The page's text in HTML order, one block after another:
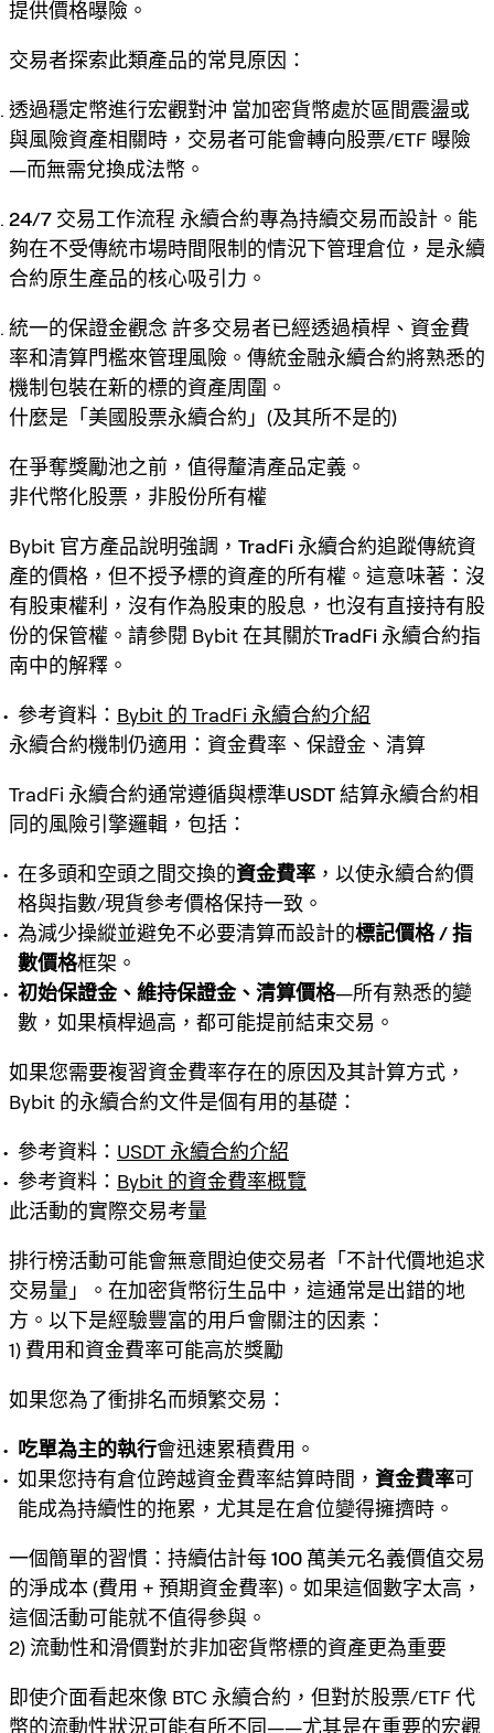
提供價格曝險 。
交易者探索此類產品的常見原因：
透過穩定幣進行宏觀對沖 當加密貨幣處於區間震盪或
與風險資產相關時，交易者可能會轉向股票/ETF 曝險
—而無需兌換成法幣。
24/7 交易工作流程 永續合約專為持續交易而設計。能
夠在不受傳統市場時間限制的情況下管理倉位，是永續
合約原生產品的核心吸引力。
統一的保證金觀念 許多交易者已經透過槓桿、資金費
率和清算門檻來管理風險。傳統金融永續合約將熟悉的
機制包裝在新的標的資產周圍。
什麼是「美國股票永續合約」(及其所不是的)
在爭奪獎勵池之前，值得釐清產品定義。
非代幣化股票，非股份所有權
Bybit 官方產品說明強調， TradFi 永續合約追蹤傳統資
產的價格，但不授予標的資產的所有權 。這意味著：沒
有股東權利，沒有作為股東的股息，也沒有直接持有股
份的保管權。請參閱 Bybit 在其關於TradFi 永續合約指
南中的解釋。
參考資料： Bybit 的 TradFi 永續合約介紹
永續合約機制仍適用：資金費率、保證金、清算
TradFi 永續合約通常遵循與標準USDT 結算永續合約相
同的風險引擎邏輯，包括：
在多頭和空頭之間交換的資金費率 ，以使永續合約價
格與指數/現貨參考價格保持一致。
為減少操縱並避免不必要清算而設計的標記價格 / 指
數價格框架。
初始保證金、維持保證金、清算價格—所有熟悉的變
數，如果槓桿過高，都可能提前結束交易。
如果您需要複習資金費率存在的原因及其計算方式，
Bybit 的永續合約文件是個有用的基礎：
參考資料： USDT 永續合約介紹
參考資料： Bybit 的資金費率概覽
此活動的實際交易考量
排行榜活動可能會無意間迫使交易者「不計代價地追求
交易量」。在加密貨幣衍生品中，這通常是出錯的地
方。以下是經驗豐富的用戶會關注的因素：
1) 費用和資金費率可能高於獎勵
如果您為了衝排名而頻繁交易：
吃單為主的執行會迅速累積費用。
如果您持有倉位跨越資金費率結算時間， 資金費率可
能成為持續性的拖累，尤其是在倉位變得擁擠時。
一個簡單的習慣：持續估計每 100 萬美元名義價值交易
的淨成本(費用 + 預期資金費率)。如果這個數字太高，
這個活動可能就不值得參與。
2) 流動性和滑價對於非加密貨幣標的資產更為重要
即使介面看起來像 BTC 永續合約，但對於股票/ETF 代
幣的流動性狀況可能有所不同——尤其是在重要的宏觀